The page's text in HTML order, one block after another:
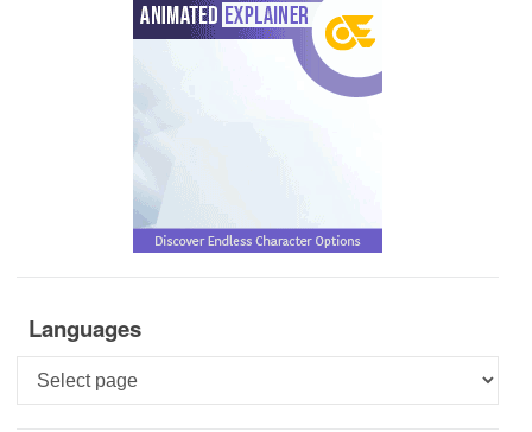
Languages
Languages